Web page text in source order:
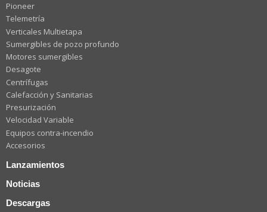
Pioneer
Telemetría
Verticales Multietapa
Sumergibles de pozo profundo
Motores sumergibles
Desagote
Centrífugas
Calefacción y Sanitarias
Presurización
Velocidad Variable
Equipos contra-incendio
Accesorios
Lanzamientos
Noticias
Descargas